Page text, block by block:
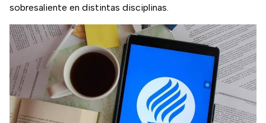
sobresaliente en distintas disciplinas.